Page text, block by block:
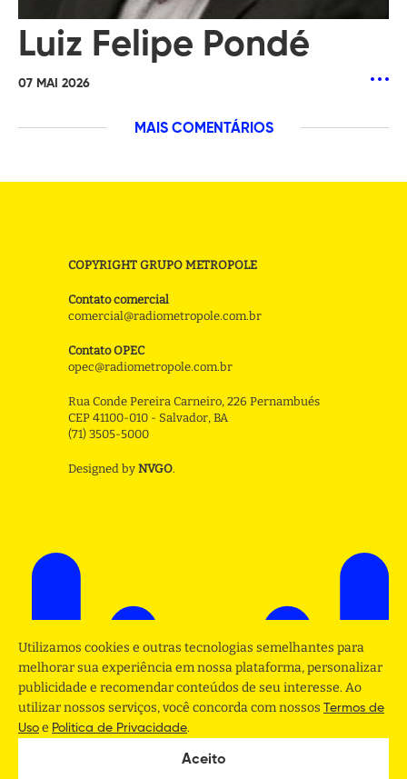
Luiz Felipe Pondé
07 MAI 2026
MAIS COMENTÁRIOS
COPYRIGHT GRUPO METROPOLE
Contato comercial
comercial@radiometropole.com.br
Contato OPEC
opec@radiometropole.com.br
Rua Conde Pereira Carneiro, 226 Pernambués
CEP 41100-010 - Salvador, BA
(71) 3505-5000
Designed by NVGO.
Utilizamos cookies e outras tecnologias semelhantes para
melhorar sua experiência em nossa plataforma, personalizar
publicidade e recomendar conteúdos de seu interesse. Ao
utilizar nossos serviços, você concorda com nossos Termos de
Uso e Politica de Privacidade.
Aceito